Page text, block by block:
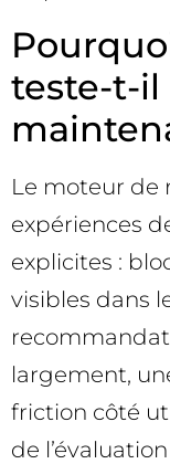
teste-t-il
Le moteur de
expériences
explicites :
visibles dans
largement,
friction côté
de